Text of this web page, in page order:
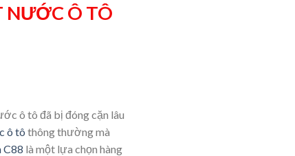
NƯỚC Ô TÔ
ô tô đã bị đóng cặn lâu
ô tô thông thường mà
C88 là một lựa chọn hàng